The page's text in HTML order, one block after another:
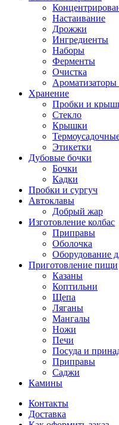
Настаивание
Дрожжи
Ингредиенты
Наборы
Ферменты
Очистка
Хранение
Пробки и
Стекло
Крышки
Этикетки
Дубовые бочки
Бочки
Кадки
Пробки и сургуч
Автоклавы
Добрый жар
Изготовление колбас
Приправы
Оболочка
Оборудование
Приготовление пищи
Казаны
Коптильни
Щепа
Ляганы
Мангалы
Ножи
Печи
Посуда и
Приправы
Саджи
Камины
Контакты
Доставка